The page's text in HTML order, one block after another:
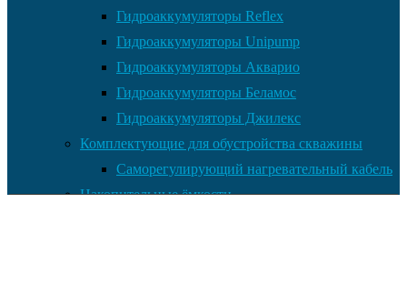
Гидроаккумуляторы Reflex
Гидроаккумуляторы Unipump
Гидроаккумуляторы Акварио
Гидроаккумуляторы Беламос
Гидроаккумуляторы Джилекс
Комплектующие для обустройства скважины
Саморегулирующий нагревательный кабель
Накопительные ёмкости